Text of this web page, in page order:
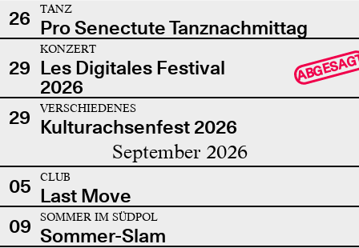
26
TANZ
Pro Senectute Tanznachmittag
29
KONZERT
Les Digitales Festival
2026
29 VERSCHIEDENES
Kulturachsenfest 2026
September 2026
05 CLUB
Last Move
09
SOMMER IM SÜDPOL
Sommer-Slam